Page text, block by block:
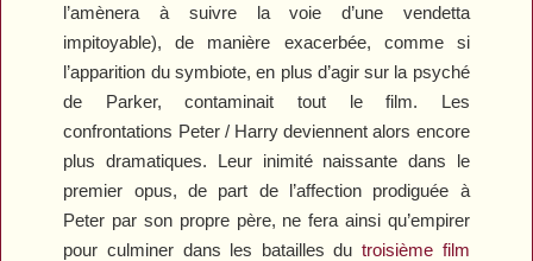
l’amènera à suivre la voie d’une vendetta
impitoyable), de manière exacerbée, comme si
l’apparition du symbiote, en plus d’agir sur la psyché
de Parker, contaminait tout le film. Les
confrontations Peter / Harry deviennent alors encore
plus dramatiques. Leur inimité naissante dans le
premier opus, de part de l’affection prodiguée à
Peter par son propre père, ne fera ainsi qu’empirer
pour culminer dans les batailles dutroisième film